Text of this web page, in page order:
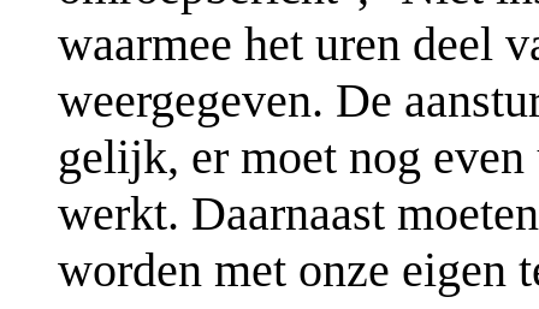
waarmee het uren deel
weergegeven. De
gelijk, er moet nog
werkt. Daarnaast
worden met onze eigen